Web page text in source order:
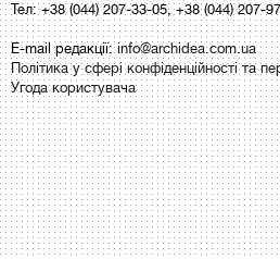
Тел: +38 (044) 207-33-05, +38 (044) 207-
E-mail редакції:info@archidea.com.ua
Політика у сфері конфіденційності та
Угода користувача